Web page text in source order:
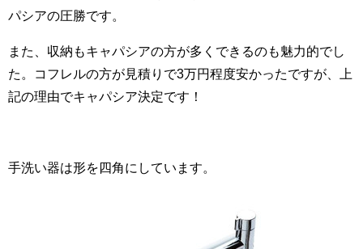
パシアの圧勝です。
また、収納もキャパシアの方が多くできるのも魅力的でし
た。コフレルの方が見積りで3万円程度安かったですが、上
記の理由でキャパシア決定です！
手洗い器は形を四角にしています。